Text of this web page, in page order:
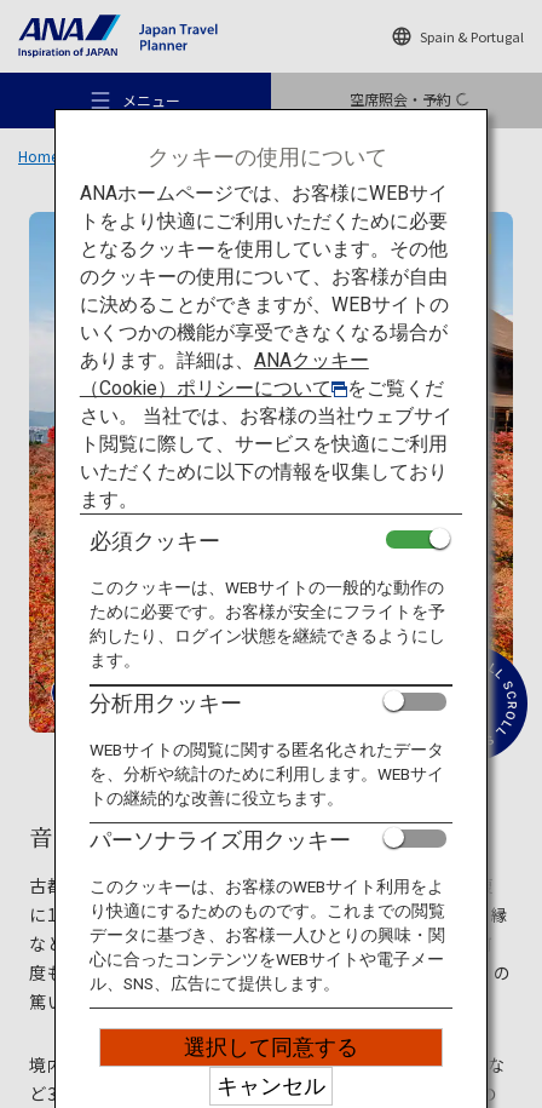
Spain & Portugal
メニュー 空席照会・予約
おすすめの旅
旅のアイデア
行き先
旅のお役立ち情報
ANA サービス
Home 旅のアイデア 特集 日本の建築を巡る旅 一覧
伝統建築
音羽山 清水寺
古都として有名な京都の東に位置する音羽山。その中腹
に1,200年の歴史あふれる清水寺はあります。無病や良縁
などのご利益があると今に伝わる清水寺は、これまで何
度も大火災に見舞われ焼失しましたが、そのたびに人々の
篤い信仰によって再建されました。
境内には、3重の屋根が特徴的な塔や神仏を祀ったお堂な
ど30ほどの堂塔伽藍が点在し、のんびりと歩いて巡るの
クッキーの使用について
ANAホームページでは、お客様にWEBサイ
トをより快適にご利用いただくために必要
となるクッキーを使用しています。その他
のクッキーの使用について、お客様が自由
に決めることができますが、WEBサイトの
いくつかの機能が享受できなくなる場合が
あります。詳細は、 ANAクッキー
（Cookie）ポリシーについて
をご覧くだ
さい。 当社では、お客様の当社ウェブサイ
ト閲覧に際して、サービスを快適にご利用
いただくために以下の情報を収集しており
ます。
必須クッキー
このクッキーは、WEBサイトの一般的な動作の
ために必要です。お客様が安全にフライトを予
約したり、ログイン状態を継続できるようにし
ます。
分析用クッキー
WEBサイトの閲覧に関する匿名化されたデータ
を、分析や統計のために利用します。WEBサイ
トの継続的な改善に役立ちます。
パーソナライズ用クッキー
このクッキーは、お客様のWEBサイト利用をよ
り快適にするためのものです。これまでの閲覧
データに基づき、お客様一人ひとりの興味・関
心に合ったコンテンツをWEBサイトや電子メー
ル、SNS、広告にて提供します。
選択して同意する
キャンセル